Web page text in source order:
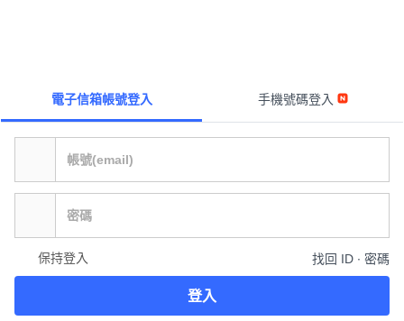
電子信箱帳號登入 手機號碼登入
保持登入 找回 ID ∙ 密碼
登入